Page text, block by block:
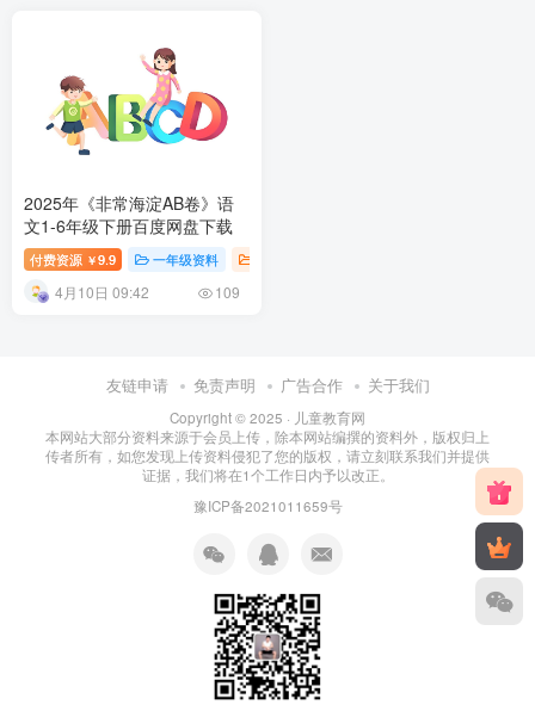
2025年《非常海淀AB卷》语
文1-6年级下册百度网盘下载
付费资源 ￥9.9 一年级资料
4月10日 09:42 109
友链申请 免责声明 广告合作 关于我们
Copyright © 2025 · 儿童教育网
本网站大部分资料来源于会员上传，除本网站编撰的资料外，版权归上
传者所有，如您发现上传资料侵犯了您的版权，请立刻联系我们并提供
证据，我们将在1个工作日内予以改正。
豫ICP备2021011659号